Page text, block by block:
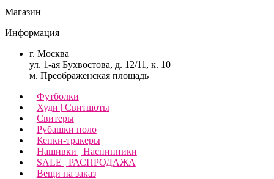
Магазин
Информация
г. Москва
ул. 1-ая Бухвостова, д. 12/11, к. 10
м. Преображенская площадь
Футболки
Худи | Свитшоты
Свитеры
Рубашки поло
Кепки-тракеры
Нашивки | Наспинники
SALE | РАСПРОДАЖА
Вещи на заказ